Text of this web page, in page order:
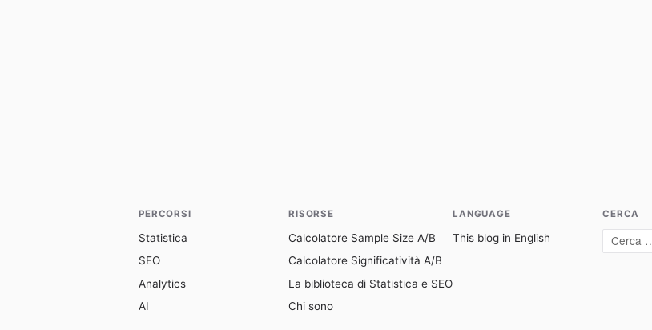
PERCORSI
Statistica
SEO
Analytics
AI
RISORSE
Calcolatore Sample Size A/B
Calcolatore Significatività A/B
La biblioteca di Statistica e SEO
Chi sono
LANGUAGE
This blog in English
CERCA
Cerca: